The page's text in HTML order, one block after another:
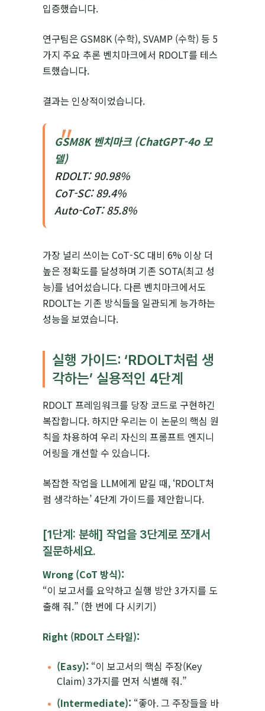
입증했습니다.
연구팀은 GSM8K (수학), SVAMP (수학) 등 5
가지 주요 추론 벤치마크에서 RDOLT를 테스
트했습니다.
결과는 인상적이었습니다.
GSM8K 벤치마크 (ChatGPT-4o 모
델)
RDOLT: 90.98%
CoT-SC: 89.4%
Auto-CoT: 85.8%
가장 널리 쓰이는 CoT-SC 대비 6% 이상 더
높은 정확도를 달성하며 기존 SOTA(최고 성
능)를 넘어섰습니다. 다른 벤치마크에서도
RDOLT는 기존 방식들을 일관되게 능가하는
성능을 보였습니다.
실행 가이드: ‘RDOLT처럼 생
각하는’ 실용적인 4단계
RDOLT 프레임워크를 당장 코드로 구현하긴
복잡합니다. 하지만 우리는 이 논문의 핵심 원
칙을 차용하여 우리 자신의 프롬프트 엔지니
어링을 개선할 수 있습니다.
복잡한 작업을 LLM에게 맡길 때, ‘RDOLT처
럼 생각하는’ 4단계 가이드를 제안합니다.
[1단계: 분해] 작업을 3단계로 쪼개서
질문하세요.
Wrong (CoT 방식):
“이 보고서를 요약하고 실행 방안 3가지를 도
출해 줘.” (한 번에 다 시키기)
Right (RDOLT 스타일):
(Easy): “이 보고서의 핵심 주장(Key
Claim) 3가지를 먼저 식별해 줘.”
(Intermediate): “좋아. 그 주장들을 바